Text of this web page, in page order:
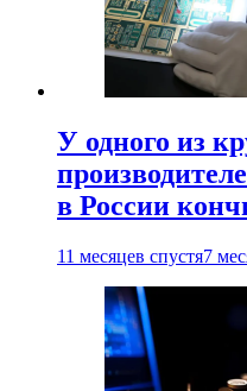
У одного из
в России
11 месяцев спустя7